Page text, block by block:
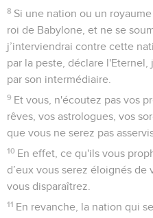
8 Si une nation ou un
roi de Babylone, et ne se
j’interviendrai contre cette
par la peste, déclare
par son intermédiaire.
9 Et vous, n'écoutez pas vos
rêves, vos astrologues, vos
que vous ne serez pas
10 En effet, ce qu'ils vous
d’eux vous serez éloignés
vous disparaîtrez.
11 En revanche, la nation qui